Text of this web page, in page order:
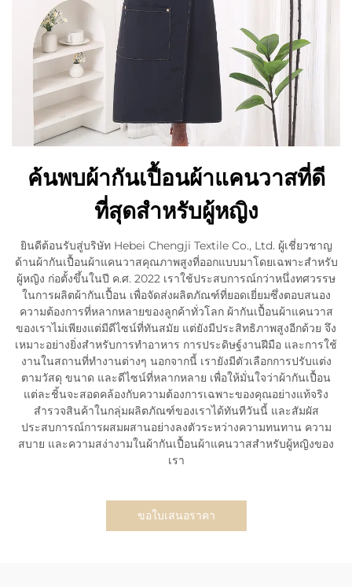
ค้นพบผ้ากันเปื้อนผ้าแคนวาสที่ดี
ที่สุดสำหรับผู้หญิง
ยินดีต้อนรับสู่บริษัท Hebei Chengji Textile Co., Ltd. ผู้เชี่ยวชาญ
ด้านผ้ากันเปื้อนผ้าแคนวาสคุณภาพสูงที่ออกแบบมาโดยเฉพาะสำหรับ
ผู้หญิง ก่อตั้งขึ้นในปี ค.ศ. 2022 เราใช้ประสบการณ์กว่าหนึ่งทศวรรษ
ในการผลิตผ้ากันเปื้อน เพื่อจัดส่งผลิตภัณฑ์ที่ยอดเยี่ยมซึ่งตอบสนอง
ความต้องการที่หลากหลายของลูกค้าทั่วโลก ผ้ากันเปื้อนผ้าแคนวาส
ของเราไม่เพียงแต่มีดีไซน์ที่ทันสมัย แต่ยังมีประสิทธิภาพสูงอีกด้วย จึง
เหมาะอย่างยิ่งสำหรับการทำอาหาร การประดิษฐ์งานฝีมือ และการใช้
งานในสถานที่ทำงานต่างๆ นอกจากนี้ เรายังมีตัวเลือกการปรับแต่ง
ตามวัสดุ ขนาด และดีไซน์ที่หลากหลาย เพื่อให้มั่นใจว่าผ้ากันเปื้อน
แต่ละชิ้นจะสอดคล้องกับความต้องการเฉพาะของคุณอย่างแท้จริง
สำรวจสินค้าในกลุ่มผลิตภัณฑ์ของเราได้ทันทีวันนี้ และสัมผัส
ประสบการณ์การผสมผสานอย่างลงตัวระหว่างความทนทาน ความ
สบาย และความสง่างามในผ้ากันเปื้อนผ้าแคนวาสสำหรับผู้หญิงของ
เรา
ขอใบเสนอราคา